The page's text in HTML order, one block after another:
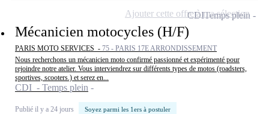
Mécanicien motocycles (H/F)
PARIS MOTO SERVICES - 75 - PARIS 17E ARRONDISSEMENT
Nous recherchons un mécanicien moto confirmé passionné et expérimenté pour
rejoindre notre atelier. Vous interviendrez sur différents types de motos (roadsters,
sportives, scooters.) et serez en...
CDI - Temps plein
Publié il y a 24 jours Soyez parmi les 1ers à postuler
CDITemps plein
Ajouter cette offre à ma sélection